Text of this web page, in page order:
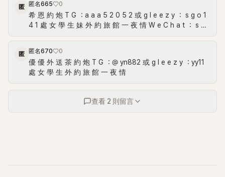
匿 匿名665 0
希 恩 約 炮 T G ：a a a 5 2 0 5 2 或 g l e e z y ： s g o 1
4 1 處 女 學 生 妹 外 約 旅 館 一 夜 情 W e C h a t ： s o
匿 匿名670 0
優 優 外 送 茶 約 炮 T G ：@ yn882 或 g l e e z y ：yy11
處 女 學 生 外 約 旅 館 一 夜 情
查看 2 則留言